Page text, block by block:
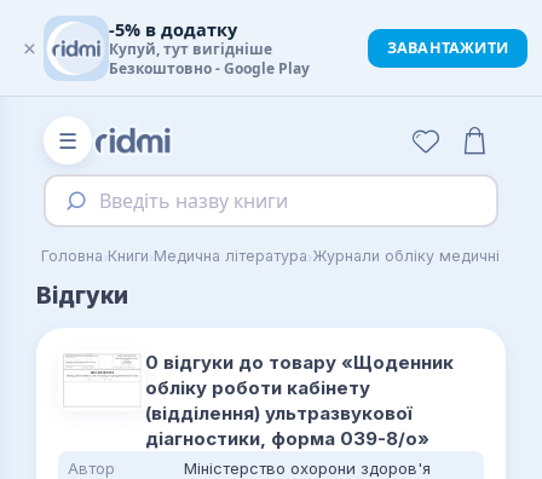
☰
Введіть назву книги
Головна›Книги›Медична література›Журнали обліку медичні
Відгуки
0 відгуки до товару «Щоденник
обліку роботи кабінету
(відділення) ультразвукової
діагностики, форма 039-8/о»
Автор
Міністерство охорони здоров'я
×
-5% в додатку
Купуй, тут вигідніше
Безкоштовно - Google Play
ЗАВАНТАЖИТИ